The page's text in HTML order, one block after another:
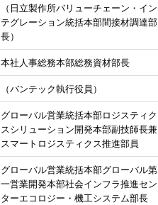
（日立製作所バリューチェーン・イン
テグレーション統括本部間接材調達部
長）
本社人事総務本部総務資材部長
（バンテック執行役員）
グローバル営業統括本部ロジスティク
スシリューション開発本部副技師長兼
スマートロジスティクス推進部員
グローバル営業統括本部グローバル第
一営業開発本部社会インフラ推進セン
ターエコロジー・機工システム部長